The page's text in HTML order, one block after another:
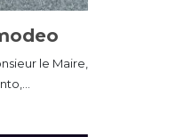
le Maire,